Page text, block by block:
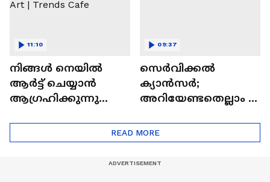
നിങ്ങൾ നെയിൽ
ആർട്ട് ചെയ്യാൻ
ആഗ്രഹിക്കുന്നുണ്ടോ
ട്രെൻഡിനെക്കുറിച്ച് |
Nail Art | Trends Cafe
11:10
സെർവിക്കൽ
ക്യാൻസർ;
അറിയേണ്ടതെല്ലാം |
Cancer
09:37
READ MORE